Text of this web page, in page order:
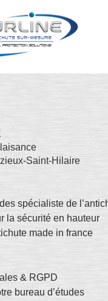
Saint-Hilaire
spécialiste de
la sécurité en hauteur
made in france
& RGPD
bureau d’études